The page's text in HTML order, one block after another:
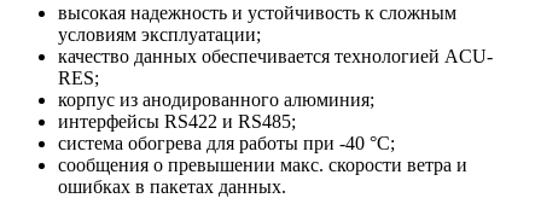
высокая надежность и устойчивость к сложным
условиям эксплуатации;
качество данных обеспечивается технологией ACU-
RES;
корпус из анодированного алюминия;
интерфейсы RS422 и RS485;
система обогрева для работы при -40 °C;
сообщения о превышении макс. скорости ветра и
ошибках в пакетах данных.